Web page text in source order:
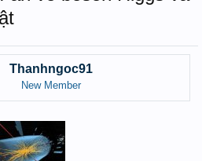
Thanhngoc91
New Member